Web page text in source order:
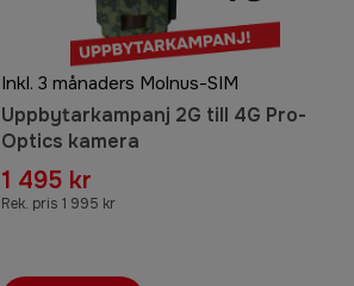
Inkl. 3 månaders Molnus-SIM
Uppbytarkampanj 2G till 4G Pro-
Optics kamera
1 495 kr
Rek. pris 1 995 kr